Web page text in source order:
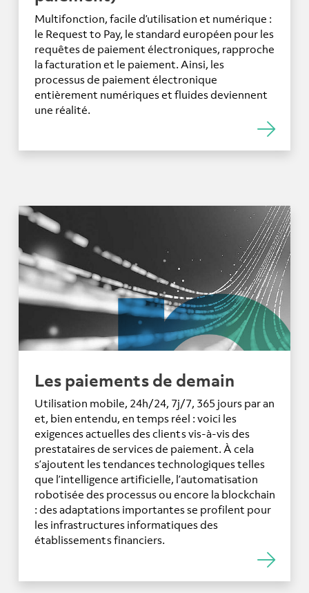
Multifonction, facile d’utilisation et numérique :
le Request to Pay, le standard européen pour les
requêtes de paiement électroniques, rapproche
la facturation et le paiement. Ainsi, les
processus de paiement électronique
entièrement numériques et fluides deviennent
une réalité.
Les paiements de demain
Utilisation mobile, 24h/24, 7j/7, 365 jours par an
et, bien entendu, en temps réel : voici les
exigences actuelles des clients vis-à-vis des
prestataires de services de paiement. À cela
s’ajoutent les tendances technologiques telles
que l’intelligence artificielle, l’automatisation
robotisée des processus ou encore la blockchain
: des adaptations importantes se profilent pour
les infrastructures informatiques des
établissements financiers.